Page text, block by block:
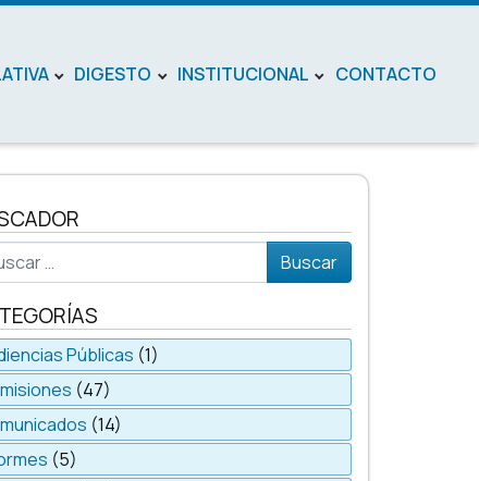
DIGESTO INSTITUCIONAL CONTACTO
Públicas (1)
(47)
(14)
(5)